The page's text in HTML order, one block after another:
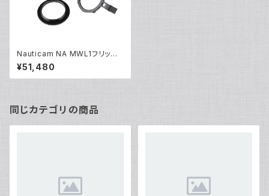
Nauticam NA MWL1フリップ
レンズアダプターM67 [21091]
¥51,480
同じカテゴリの商品